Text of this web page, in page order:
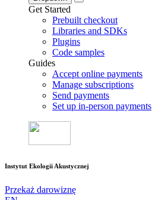
Get Started
Prebuilt checkout
Libraries and SDKs
Plugins
Code samples
Guides
Accept online payments
Manage subscriptions
Send payments
Set up in-person payments
Instytut Ekologii Akustycznej
Przekaż darowiznę